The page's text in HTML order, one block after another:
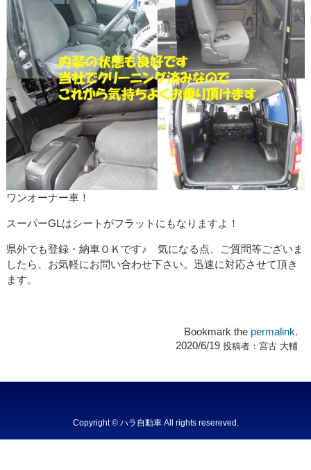
ワンオーナー車！
スーパーGLはシートがフラットにもなりますよ！
県外でも登録・納車ＯＫです♪ 気になる点、ご質問等ございま
したら、お気軽にお問い合わせ下さい。迅速に対応させて頂き
ます。
Bookmark the permalink.
2020/6/19 投稿者：宮古 大輔
Copyright © ハラ自動車 All rights resereved.Powered by DJCOM Inc.